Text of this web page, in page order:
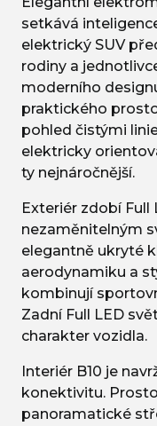
setkává
elektrický SUV
rodiny a
moderního
praktického
pohled čistými
elektricky
ty nejnáročnější.
Exteriér zdobí Full
nezaměnitelným
elegantně ukryté
aerodynamiku a
kombinují
Zadní Full LED
charakter vozidla.
Interiér B10 je
konektivitu.
panoramatické